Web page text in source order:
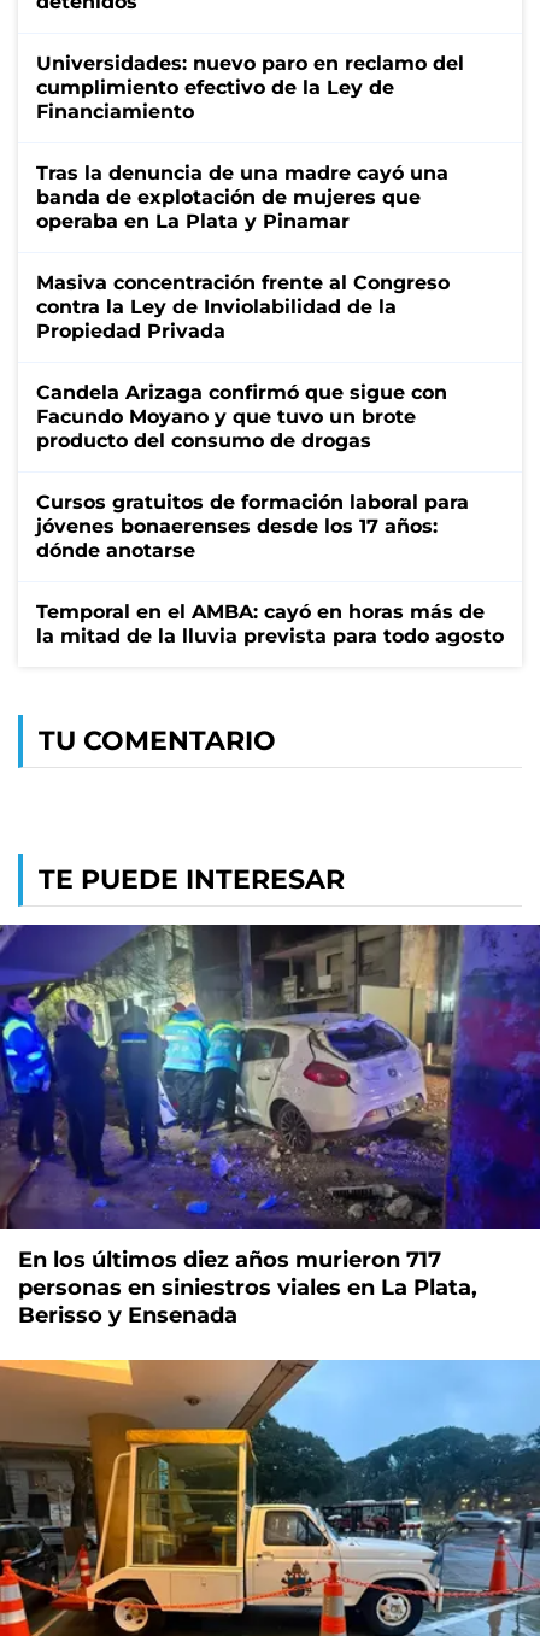
Universidades: nuevo paro en reclamo del
cumplimiento efectivo de la Ley de
Financiamiento
Tras la denuncia de una madre cayó una
banda de explotación de mujeres que
operaba en La Plata y Pinamar
Masiva concentración frente al Congreso
contra la Ley de Inviolabilidad de la
Propiedad Privada
Candela Arizaga confirmó que sigue con
Facundo Moyano y que tuvo un brote
producto del consumo de drogas
Cursos gratuitos de formación laboral para
jóvenes bonaerenses desde los 17 años:
dónde anotarse
Temporal en el AMBA: cayó en horas más de
la mitad de la lluvia prevista para todo agosto
TU COMENTARIO
TE PUEDE INTERESAR
En los últimos diez años murieron 717
personas en siniestros viales en La Plata,
Berisso y Ensenada